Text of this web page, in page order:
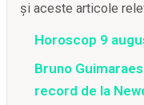
și aceste articole
Horoscop 9
Bruno
record de la